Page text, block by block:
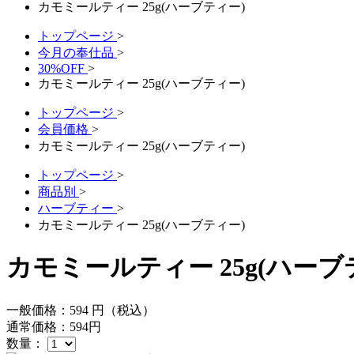
カモミールティー 25g(ハーブティー)
トップページ >
今月の奉仕品 >
30%OFF >
カモミールティー 25g(ハーブティー)
トップページ >
会員価格 >
カモミールティー 25g(ハーブティー)
トップページ >
商品別 >
ハーブティー >
カモミールティー 25g(ハーブティー)
カモミールティー 25g(ハーブ
一般価格： 594 円（税込）
通常価格： 594円
数量：